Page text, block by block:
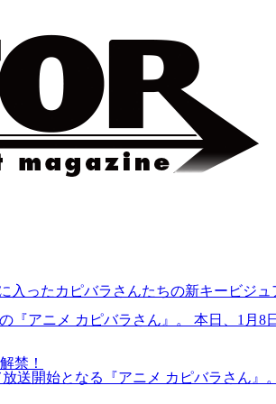
入ったカピバラさんたちの新キービジ
アニメ カピバラさん』。 本日、1月
禁！
送開始となる『アニメ カピバラさん